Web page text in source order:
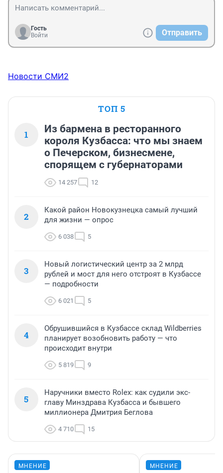
Гость
Войти
Отправить
Новости СМИ2
ТОП 5
1
Из бармена в ресторанного
короля Кузбасса: что мы знаем
о Печерском, бизнесмене,
спорящем с губернаторами
14 257 12
2
Какой район Новокузнецка самый лучший
для жизни — опрос
6 038 5
3
Новый логистический центр за 2 млрд
рублей и мост для него отстроят в Кузбассе
— подробности
6 021 5
4
Обрушившийся в Кузбассе склад Wildberries
планирует возобновить работу — что
происходит внутри
5 819 9
5
Наручники вместо Rolex: как судили экс-
главу Минздрава Кузбасса и бывшего
миллионера Дмитрия Беглова
4 710 15
МНЕНИЕ МНЕНИЕ